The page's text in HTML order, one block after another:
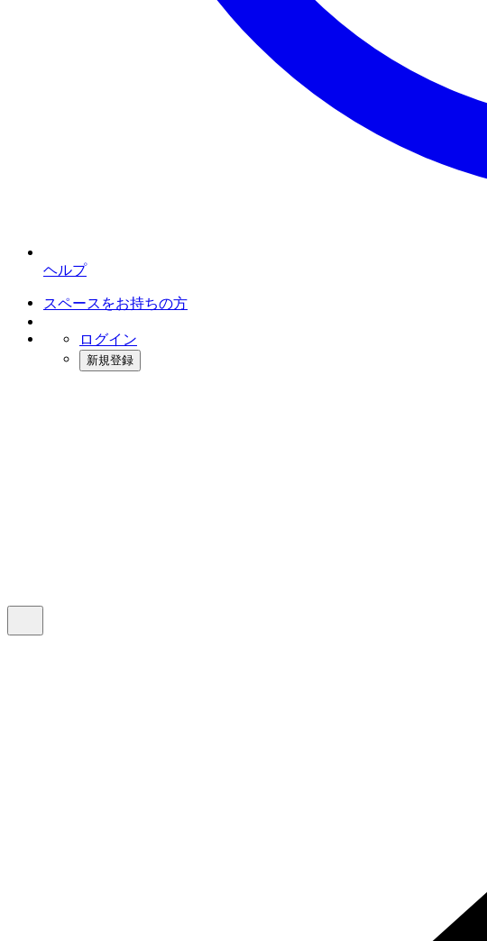
ヘルプ
スペースをお持ちの方
ログイン
新規登録